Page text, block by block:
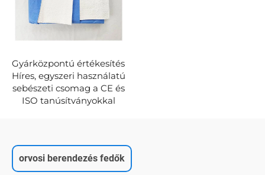
Gyárközpontú értékesítés
Híres, egyszeri használatú
sebészeti csomag a CE és
ISO tanúsítványokkal
orvosi berendezés fedők